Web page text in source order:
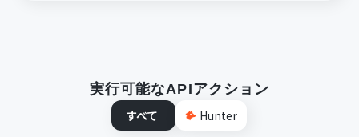
実行可能なAPIアクション
すべて
Hunter